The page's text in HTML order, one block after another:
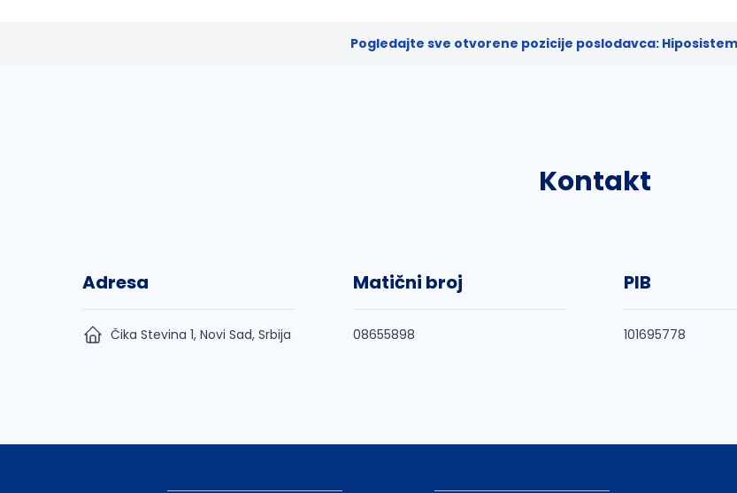
Pogledajte sve otvorene pozicije poslodavca: Hiposistem
Kontakt
Adresa
Čika Stevina 1, Novi Sad, Srbija
Matični broj
08655898
PIB
101695778